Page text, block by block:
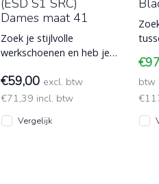
(ESD S1 SRC)
Dames maat 41
Zoek je stijlvolle
werkschoenen en heb je
voldoende, dan is de
Sixton Peak Wind
€59,00 excl. btw
€71,39 incl. btw
Vergelijk
btw